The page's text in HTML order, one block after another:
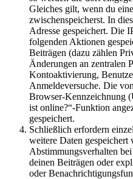
Gleiches gilt, wenn du
zwischenspeicherst. In
Adresse gespeichert. Die
folgenden Aktionen
Beiträgen (dazu zählen
Änderungen an zentralen
Kontoaktivierung,
Anmeldeversuche. Die
Browser-Kennzeichnung
ist online?“-Funktion
gespeichert.
Schließlich erfordern
weitere Daten gespeichert
Abstimmungsverhalten
deinen Beiträgen oder
oder